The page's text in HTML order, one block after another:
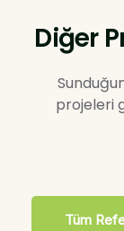
Diğer
projeleri
Tüm